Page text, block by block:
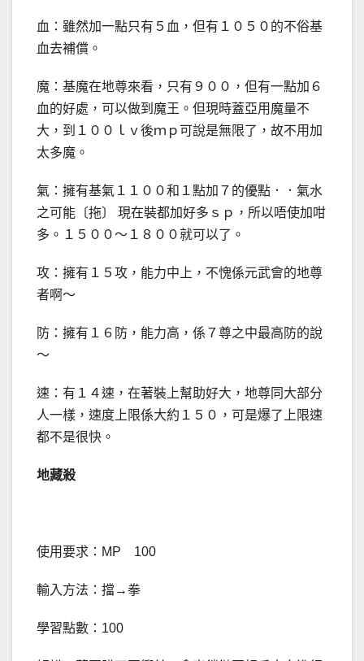
血：雖然加一點只有５血，但有１０５０的不俗基
血去補償。
魔：基魔在地尊來看，只有９００，但有一點加６
血的好處，可以做到魔王。但現時蓋亞用魔量不
大，到１００ｌｖ後ｍｐ可說是無限了，故不用加
太多魔。
氣：擁有基氣１１００和１點加７的優點．．氣水
之可能〔拖〕 現在裝都加好多ｓｐ，所以唔使加咁
多。１５００～１８００就可以了。
攻：擁有１５攻，能力中上，不愧係元武會的地尊
者啊～
防：擁有１６防，能力高，係７尊之中最高防的說
～
速：有１４速，在著裝上幫助好大，地尊同大部分
人一樣，速度上限係大約１５０，可是爆了上限速
都不是很快。
地藏殺
使用要求：MP 100
輸入方法：擋→拳
學習點數：100